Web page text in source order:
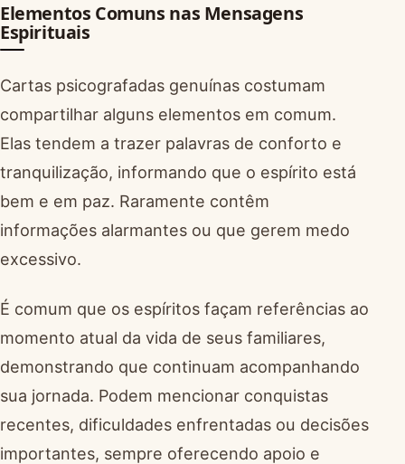
Elementos Comuns nas Mensagens
Espirituais
Cartas psicografadas genuínas costumam
compartilhar alguns elementos em comum.
Elas tendem a trazer palavras de conforto e
tranquilização, informando que o espírito está
bem e em paz. Raramente contêm
informações alarmantes ou que gerem medo
excessivo.
É comum que os espíritos façam referências ao
momento atual da vida de seus familiares,
demonstrando que continuam acompanhando
sua jornada. Podem mencionar conquistas
recentes, dificuldades enfrentadas ou decisões
importantes, sempre oferecendo apoio e